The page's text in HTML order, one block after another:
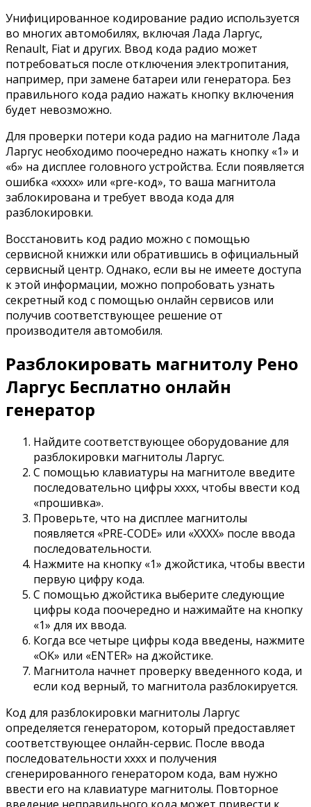
Унифицированное кодирование радио используется
во многих автомобилях, включая Лада Ларгус,
Renault, Fiat и других. Ввод кода радио может
потребоваться после отключения электропитания,
например, при замене батареи или генератора. Без
правильного кода радио нажать кнопку включения
будет невозможно.
Для проверки потери кода радио на магнитоле Лада
Ларгус необходимо поочередно нажать кнопку «1» и
«6» на дисплее головного устройства. Если появляется
ошибка «xxxx» или «pre-код», то ваша магнитола
заблокирована и требует ввода кода для
разблокировки.
Восстановить код радио можно с помощью
сервисной книжки или обратившись в официальный
сервисный центр. Однако, если вы не имеете доступа
к этой информации, можно попробовать узнать
секретный код с помощью онлайн сервисов или
получив соответствующее решение от
производителя автомобиля.
Разблокировать магнитолу Рено
Ларгус Бесплатно онлайн
генератор
Найдите соответствующее оборудование для
разблокировки магнитолы Ларгус.
С помощью клавиатуры на магнитоле введите
последовательно цифры xxxx, чтобы ввести код
«прошивка».
Проверьте, что на дисплее магнитолы
появляется «PRE-CODE» или «XXXX» после ввода
последовательности.
Нажмите на кнопку «1» джойстика, чтобы ввести
первую цифру кода.
С помощью джойстика выберите следующие
цифры кода поочередно и нажимайте на кнопку
«1» для их ввода.
Когда все четыре цифры кода введены, нажмите
«OK» или «ENTER» на джойстике.
Магнитола начнет проверку введенного кода, и
если код верный, то магнитола разблокируется.
Код для разблокировки магнитолы Ларгус
определяется генератором, который предоставляет
соответствующее онлайн-сервис. После ввода
последовательности xxxx и получения
сгенерированного генератором кода, вам нужно
ввести его на клавиатуре магнитолы. Повторное